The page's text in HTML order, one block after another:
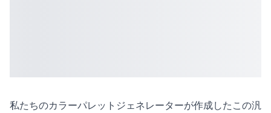
私たちのカラーパレットジェネレーターが作成したこの汎